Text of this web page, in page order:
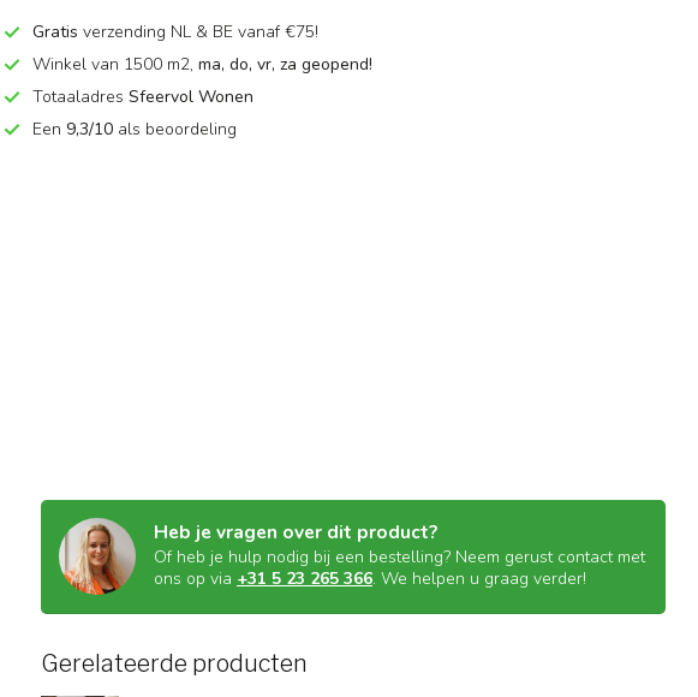
Gratisverzending NL & BE vanaf €75!
Winkel van 1500 m2,ma, do, vr, za geopend!
TotaaladresSfeervol Wonen
Een 9,3/10 als beoordeling
Heb je vragen over dit product?
Of heb je hulp nodig bij een bestelling? Neem gerust contact met
ons op via +31 5 23 265 366. We helpen u graag verder!
Gerelateerde producten